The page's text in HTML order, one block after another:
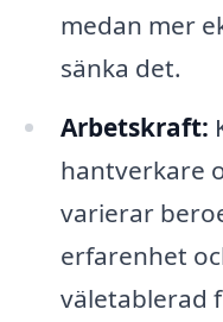
medan mer
sänka det.
Arbetskraft:
hantverkare
varierar
erfarenhet
väletablerad